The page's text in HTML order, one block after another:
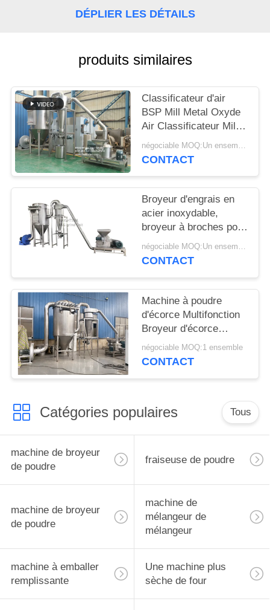
NOUVELLES
PLAN
DU
SITE
PRIVACY
POLICY
DÉPLIER LES DÉTAILS
produits similaires
Classificateur d'air
BSP Mill Metal Oxyde
Air Classificateur Mill
Mill Metal Oxyde ACM
GGRINder de
négociable MOQ:Un ensemble
CONTACT
Broyeur d'engrais en
acier inoxydable,
broyeur à broches pour
urée, avec CE
négociable MOQ:Un ensemble
CONTACT
Machine à poudre
d'écorce Multifonction
Broyeur d'écorce
d'Albizia
négociable MOQ:1 ensemble
CONTACT
Catégories populaires Tous
machine de broyeur
de poudre
fraiseuse de poudre
machine de broyeur
de poudre
machine de
mélangeur de
mélangeur
machine à emballer
remplissante
Une machine plus
sèche de four